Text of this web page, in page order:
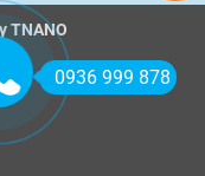
TNANO
0936 999 878